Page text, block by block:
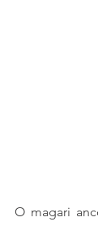
O magari